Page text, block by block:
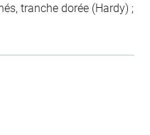
tranche dorée (Hardy) ;